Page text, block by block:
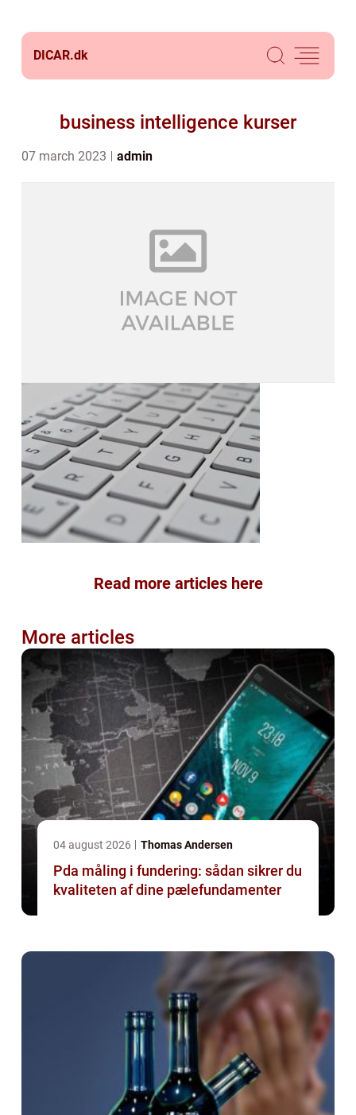
DICAR.dk
business intelligence kurser
07 march 2023 admin
Read more articles here
More articles
04 august 2026 Thomas Andersen
Pda måling i fundering: sådan sikrer du
kvaliteten af dine pælefundamenter